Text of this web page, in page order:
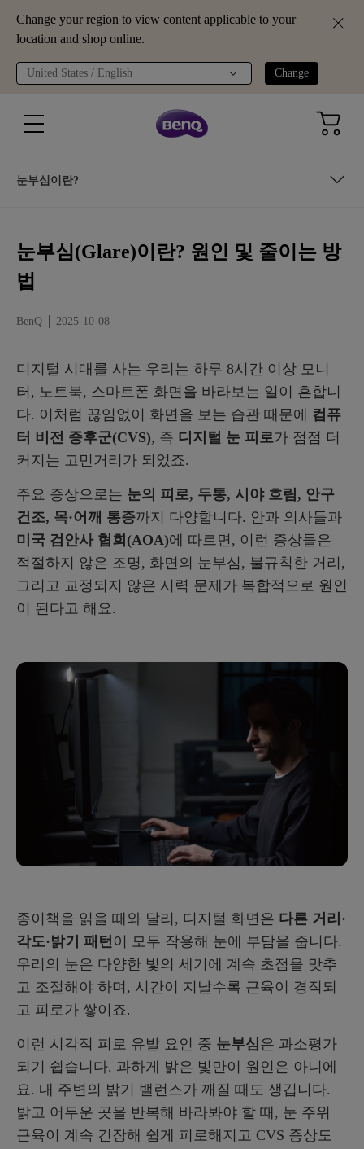
Change your region to view content applicable to your
location and shop online.
United States / English Change
눈부심이란?
해결책: 눈부심을 줄이는 방법
자주 묻는 질문
눈부심(Glare)이란? 원인 및 줄이는 방
법
BenQ 2025-10-08
디지털 시대를 사는 우리는 하루 8시간 이상 모니
터, 노트북, 스마트폰 화면을 바라보는 일이 흔합니
다. 이처럼 끊임없이 화면을 보는 습관 때문에 컴퓨
터 비전 증후군(CVS), 즉 디지털 눈 피로가 점점 더
커지는 고민거리가 되었죠.
주요 증상으로는 눈의 피로, 두통, 시야 흐림, 안구
건조, 목·어깨 통증까지 다양합니다. 안과 의사들과
미국 검안사 협회(AOA)에 따르면, 이런 증상들은
적절하지 않은 조명, 화면의 눈부심, 불규칙한 거리,
그리고 교정되지 않은 시력 문제가 복합적으로 원인
이 된다고 해요.
종이책을 읽을 때와 달리, 디지털 화면은 다른 거리·
각도·밝기 패턴 이 모두 작용해 눈에 부담을 줍니다.
우리의 눈은 다양한 빛의 세기에 계속 초점을 맞추
고 조절해야 하며, 시간이 지날수록 근육이 경직되
고 피로가 쌓이죠.
이런 시각적 피로 유발 요인 중 눈부심 은 과소평가
되기 쉽습니다. 과하게 밝은 빛만이 원인은 아니에
요. 내 주변의 밝기 밸런스가 깨질 때도 생깁니다.
밝고 어두운 곳을 반복해 바라봐야 할 때, 눈 주위
근육이 계속 긴장해 쉽게 피로해지고 CVS 증상도